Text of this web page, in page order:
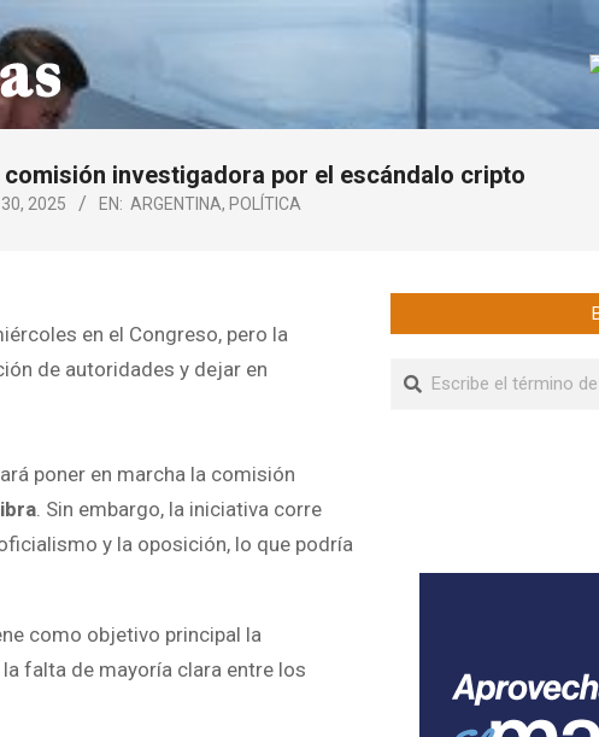
investigadora por el escándalo cripto
2025 EN: ARGENTINA, POLÍTICA
en el Congreso, pero la
de autoridades y dejar en
poner en marcha la comisión
. Sin embargo, la iniciativa corre
y la oposición, lo que podría
como objetivo principal la
falta de mayoría clara entre los
Buscar